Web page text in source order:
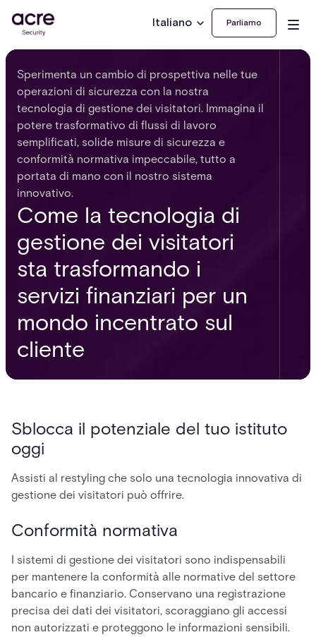
Italiano Parliamo
Come la tecnologia di
gestione dei visitatori
sta trasformando i
servizi finanziari per un
mondo incentrato sul
cliente
Sperimenta un cambio di prospettiva nelle tue
operazioni di sicurezza con la nostra
tecnologia di gestione dei visitatori. Immagina il
potere trasformativo di flussi di lavoro
semplificati, solide misure di sicurezza e
conformità normativa impeccabile, tutto a
portata di mano con il nostro sistema
innovativo.
Sblocca il potenziale del tuo istituto
oggi
Assisti al restyling che solo una tecnologia innovativa di
gestione dei visitatori può offrire.
Conformità normativa
I sistemi di gestione dei visitatori sono indispensabili
per mantenere la conformità alle normative del settore
bancario e finanziario. Conservano una registrazione
precisa dei dati dei visitatori, scoraggiano gli accessi
non autorizzati e proteggono le informazioni sensibili.